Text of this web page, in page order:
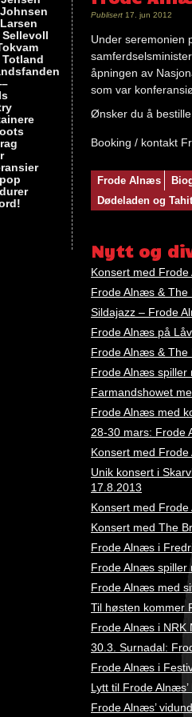
Publisert 17. jun 2012
Under seremonien
åpningen av
som var
Ønsker du å
Booking / kontakt
Nøkkelord:
alnæs
Frode Alnæs
Dødeladen og
Nytt og
Konsert med
Frode Alnæs & The
Sildajazz – Frode
Frode Alnæs på
Frode Alnæs & The
Frode Alnæs spiller
Farmandshowet
Frode Alnæs med
28-30 mars: Frode
Konsert med
Unik konsert i
17.8.2013
Konsert med
Konsert med The
Frode Alnæs i
Frode Alnæs spiller
Frode Alnæs med
Til høsten kommer
Frode Alnæs i NRK
30.3. Surnadal:
Frode Alnæs i
Lytt til Frode Alnæs’
Frode Alnæs’
Totland